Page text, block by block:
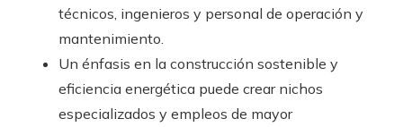
técnicos, ingenieros y personal de operación y
mantenimiento.
Un énfasis en la construcción sostenible y
eficiencia energética puede crear nichos
especializados y empleos de mayor